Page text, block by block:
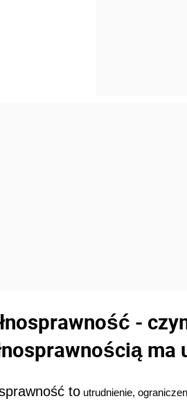
-
to utrudnienie,